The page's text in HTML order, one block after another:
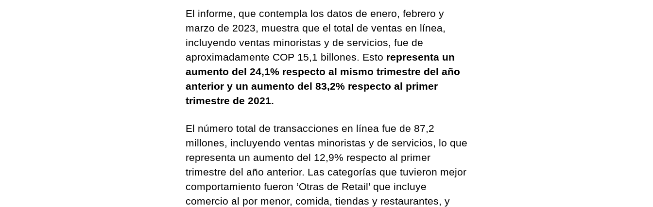
El informe, que contempla los datos de enero, febrero y
marzo de 2023, muestra que el total de ventas en línea,
incluyendo ventas minoristas y de servicios, fue de
aproximadamente COP 15,1 billones. Esto representa un
aumento del 24,1% respecto al mismo trimestre del año
anterior y un aumento del 83,2% respecto al primer
trimestre de 2021.
El número total de transacciones en línea fue de 87,2
millones, incluyendo ventas minoristas y de servicios, lo que
representa un aumento del 12,9% respecto al primer
trimestre del año anterior. Las categorías que tuvieron mejor
comportamiento fueron ‘Otras de Retail’ que incluye
comercio al por menor, comida, tiendas y restaurantes, y